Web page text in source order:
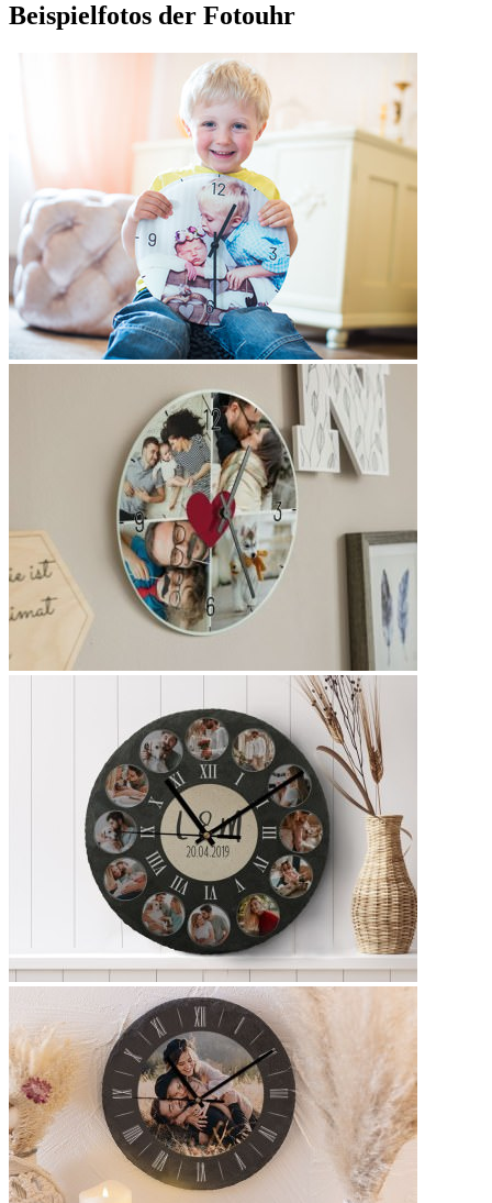
Beispielfotos der Fotouhr